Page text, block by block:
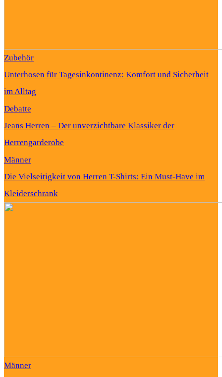
Zubehör
Unterhosen für Tagesinkontinenz: Komfort und Sicherheit
im Alltag
Debatte
Jeans Herren – Der unverzichtbare Klassiker der
Herrengarderobe
Männer
Die Vielseitigkeit von Herren T-Shirts: Ein Must-Have im
Kleiderschrank
Männer